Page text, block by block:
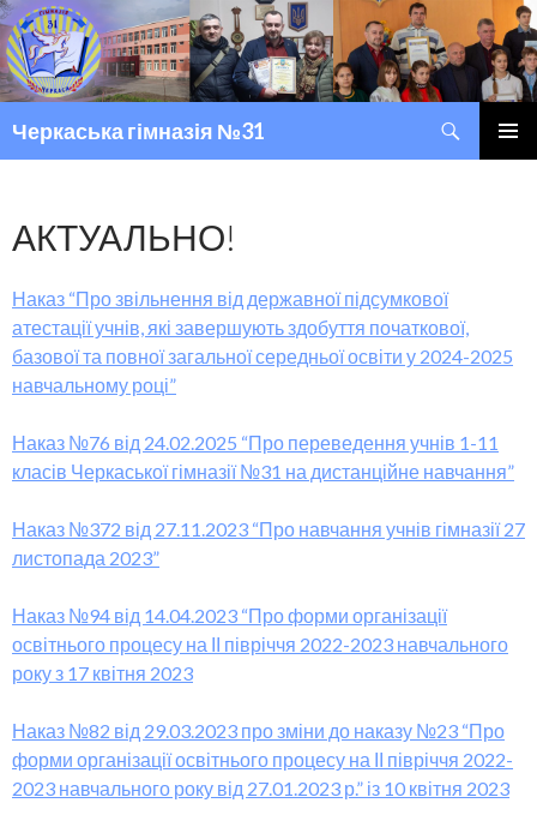
Черкаська гімназія №31
АКТУАЛЬНО!
Наказ “Про звільнення від державної підсумкової
атестації учнів, які завершують здобуття початкової,
базової та повної загальної середньої освіти у 2024-2025
навчальному році”
Наказ №76 від 24.02.2025 “Про переведення учнів 1-11
класів Черкаської гімназії №31 на дистанційне навчання”
Наказ №372 від 27.11.2023 “Про навчання учнів гімназії 27
листопада 2023”
Наказ №94 від 14.04.2023 “Про форми організації
освітнього процесу на ІІ півріччя 2022-2023 навчального
року з 17 квітня 2023
Наказ №82 від 29.03.2023 про зміни до наказу №23 “Про
форми організації освітнього процесу на ІІ півріччя 2022-
2023 навчального року від 27.01.2023 р.” із 10 квітня 2023